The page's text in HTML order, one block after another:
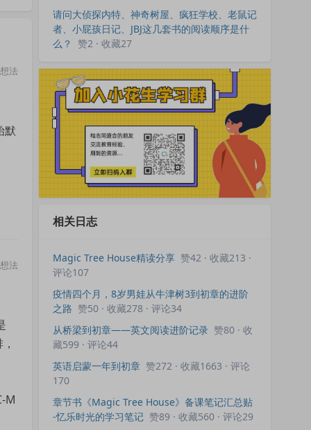
想法
默
想法
M
请问大侦探内特、神奇树屋、疯狂学校、老鼠记
者、小屁孩日记、JBJ这几套书的阅读顺序是什
么？
赞2 · 收藏27
相关日志
Magic Tree House精读分享 赞42 · 收藏213 ·
评论107
疫情四个月，8岁男娃从牛津树3到初章的进阶
之路 赞50 · 收藏278 · 评论34
从桥梁到初章——英文阅读进阶记录 赞80 · 收
藏599 · 评论44
英语启蒙一年到初章 赞272 · 收藏1663 · 评论
170
章节书《Magic Tree House》备课笔记汇总贴
-忆乐时光的学习笔记 赞89 · 收藏560 · 评论29